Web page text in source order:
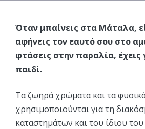
Όταν μπαίνεις στα Μάταλα,
αφήνεις τον εαυτό σου στο
φτάσεις στην παραλία, έχεις
παιδί.
Τα ζωηρά χρώματα και τα
χρησιμοποιούνται για τη
καταστημάτων και του ίδιου